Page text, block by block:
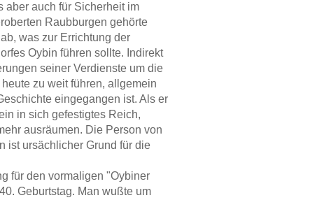
aber auch für Sicherheit im
Raubburgen gehörte
was zur Errichtung der
Oybin führen sollte. Indirekt
seiner Verdienste um die
zu weit führen, allgemein
eingegangen ist. Als er
in sich gefestigtes Reich,
ausräumen. Die Person von
ist ursächlicher Grund für die
für den vormaligen "Oybiner
Geburtstag. Man wußte um